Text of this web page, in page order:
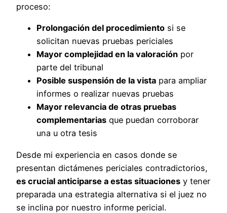
proceso:
Prolongación del procedimiento si se
solicitan nuevas pruebas periciales
Mayor complejidad en la valoración por
parte del tribunal
Posible suspensión de la vista para ampliar
informes o realizar nuevas pruebas
Mayor relevancia de otras pruebas
complementarias que puedan corroborar
una u otra tesis
Desde mi experiencia en casos donde se
presentan dictámenes periciales contradictorios,
es crucial anticiparse a estas situaciones y tener
preparada una estrategia alternativa si el juez no
se inclina por nuestro informe pericial.